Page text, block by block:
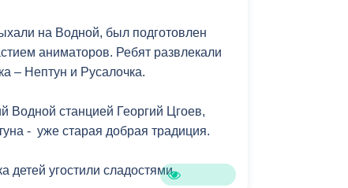
на Водной, был подготовлен
аниматоров. Ребят развлекали
– Нептун и Русалочка.
Водной станцией Георгий Цгоев,
- уже старая добрая традиция.
детей угостили сладостями.